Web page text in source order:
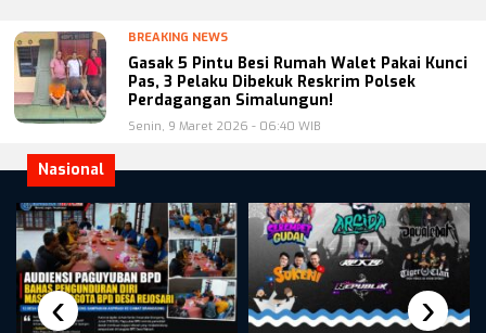
BREAKING NEWS
Gasak 5 Pintu Besi Rumah Walet Pakai Kunci
Pas, 3 Pelaku Dibekuk Reskrim Polsek
Perdagangan Simalungun!
Senin, 9 Maret 2026 - 06:40 WIB
Nasional
‹ ›